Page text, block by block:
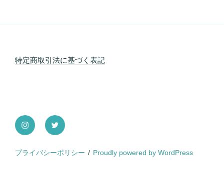
特定商取引法に基づく表記
instagramTwitter
プライバシーポリシー Proudly powered by WordPress